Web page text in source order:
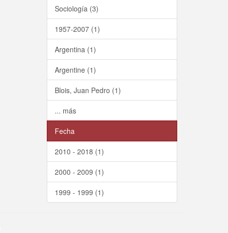
Sociología (3)
1957-2007 (1)
Argentina (1)
Argentine (1)
Blois, Juan Pedro (1)
... más
Fecha
2010 - 2018 (1)
2000 - 2009 (1)
1999 - 1999 (1)